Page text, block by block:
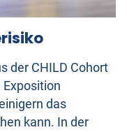
der CHILD Cohort
das
kann. In der